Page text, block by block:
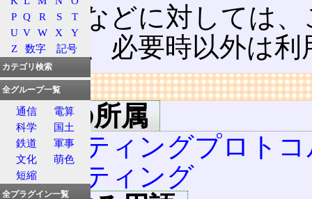
い回線などに対しては
ことで、必要時以外は
リンク
用語の所属
ルーティングプロトコ
ルーティング
P Q R S
T
U V W X
Y
Z
数字 記号
カテゴリ検索
全グループ一覧
通信
電算
科学
国土
鉄道
軍事
文化
萌色
短縮
全プラグイン一覧